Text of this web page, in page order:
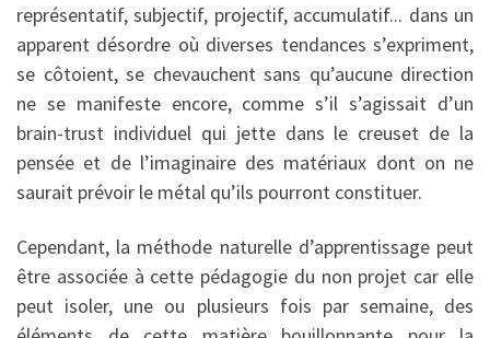
représentatif, subjectif, projectif, accumulatif... dans un
apparent désordre où diverses tendances s’expriment,
se côtoient, se chevauchent sans qu’aucune direction
ne se manifeste encore, comme s’il s’agissait d’un
brain-trust individuel qui jette dans le creuset de la
pensée et de l’imaginaire des matériaux dont on ne
saurait prévoir le métal qu’ils pourront constituer.
Cependant, la méthode naturelle d’apprentissage peut
être associée à cette pédagogie du non projet car elle
peut isoler, une ou plusieurs fois par semaine, des